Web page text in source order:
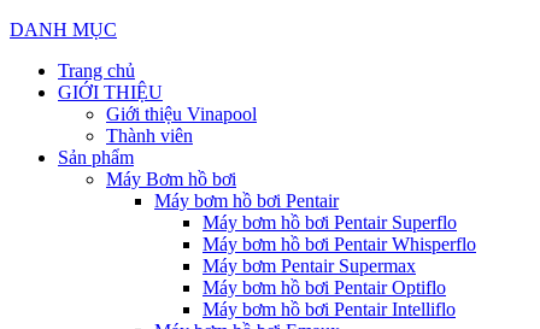
DANH MỤC
Trang chủ
GIỚI THIỆU
Giới thiệu Vinapool
Thành viên
Sản phẩm
Máy Bơm hồ bơi
Máy bơm hồ bơi Pentair
Máy bơm hồ bơi Pentair Superflo
Máy bơm hồ bơi Pentair Whisperflo
Máy bơm Pentair Supermax
Máy bơm hồ bơi Pentair Optiflo
Máy bơm hồ bơi Pentair Intelliflo